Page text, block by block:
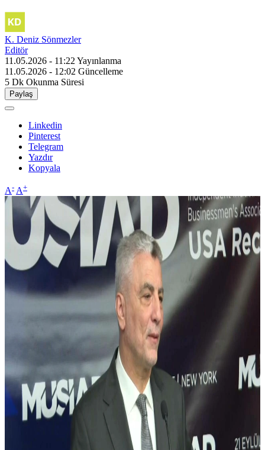
K. Deniz Sönmezler
Editör
11.05.2026 - 11:22 Yayınlanma
11.05.2026 - 12:02 Güncelleme
5 Dk Okunma Süresi
Paylaş
Linkedin
Pinterest
Telegram
Yazdır
Kopyala
A- A+